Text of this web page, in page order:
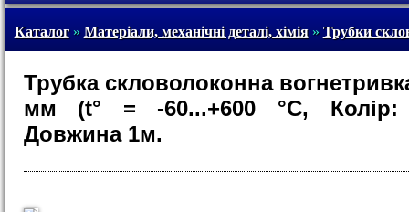
Каталог» Матеріали, механічні деталі, хімія» Трубки
Трубка скловолоконна
мм (t° = -60...+600 °C, Колір:
Довжина 1м.